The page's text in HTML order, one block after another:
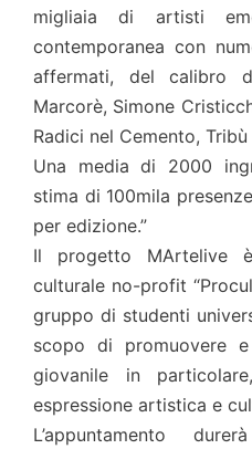
migliaia di artisti
contemporanea con
affermati, del calibro
Marcorè, Simone
Radici nel Cemento,
Una media di 2000
stima di 100mila
per edizione.”
Il progetto MArtelive è
culturale no-profit
gruppo di studenti
scopo di promuovere
giovanile in
espressione artistica e
L’appuntamento